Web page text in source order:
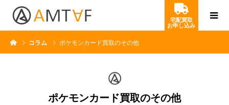
宅配買取
お申し込み
コラム ポケモンカード買取のその他
ポケモンカード買取のその他